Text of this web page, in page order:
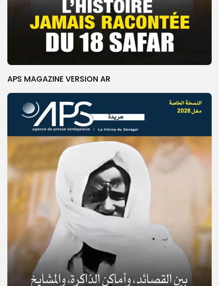
© Copyright 2025, APS
APS MAGAZINE VERSION AR